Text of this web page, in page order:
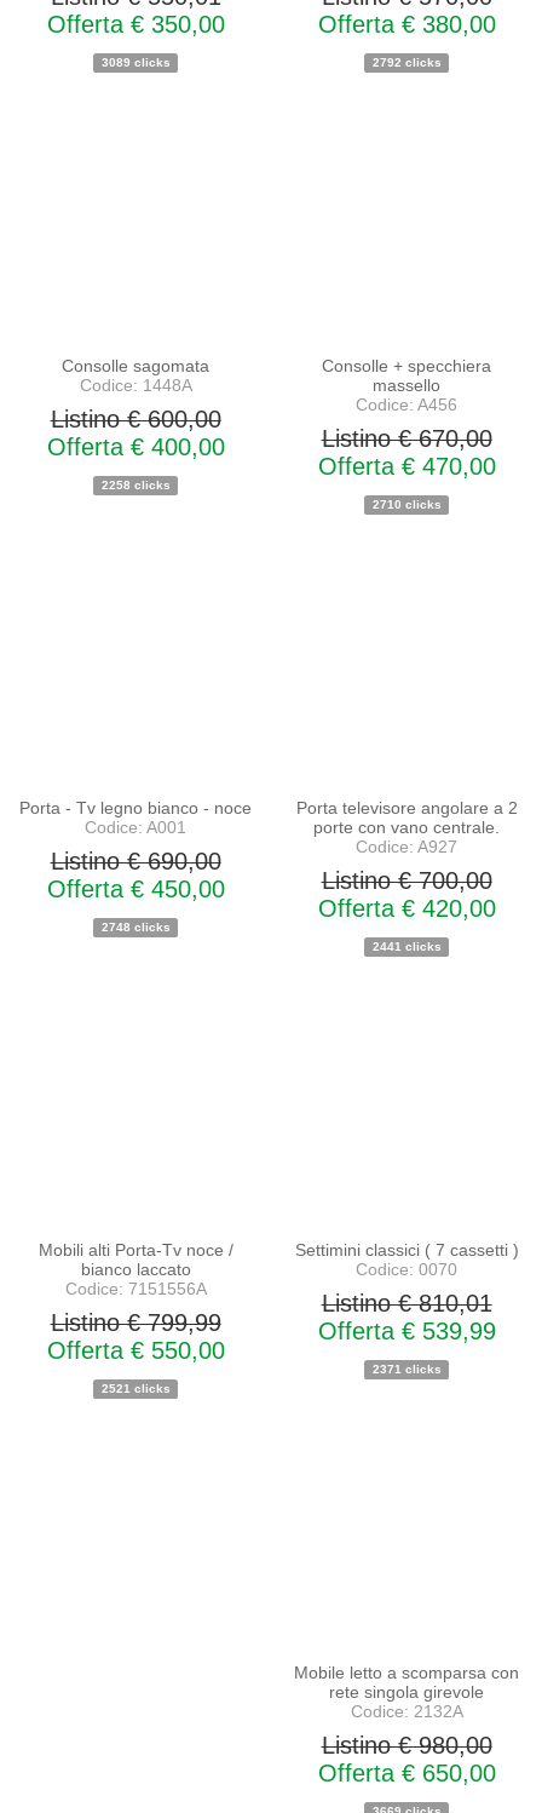
Offerta € 350,00
3089 clicks
Offerta € 380,00
2792 clicks
Consolle sagomata
Codice: 1448A
Listino € 600,00
Offerta € 400,00
2258 clicks
Consolle + specchiera
massello
Codice: A456
Listino € 670,00
Offerta € 470,00
2710 clicks
Porta - Tv legno bianco - noce
Codice: A001
Listino € 690,00
Offerta € 450,00
2748 clicks
Porta televisore angolare a 2
porte con vano centrale.
Codice: A927
Listino € 700,00
Offerta € 420,00
2441 clicks
Mobili alti Porta-Tv noce /
bianco laccato
Codice: 7151556A
Listino € 799,99
Offerta € 550,00
2521 clicks
Settimini classici ( 7 cassetti )
Codice: 0070
Listino € 810,01
Offerta € 539,99
2371 clicks
Mobile letto a scomparsa con
rete singola girevole
Codice: 2132A
Listino € 980,00
Offerta € 650,00